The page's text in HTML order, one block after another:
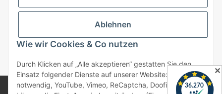
Vertrag widerrufen
* Alle Preise inkl. gesetzlicher USt., zzgl.Versand
© 2025 bonremo.de. Alle Rechte vorbehalten.
Ablehnen
Wie wir Cookies & Co nutzen
Durch Klicken auf „Alle akzeptieren“ gestatten Sie den
Einsatz folgender Dienste auf unserer Website: Technisch
notwendig, YouTube, Vimeo, ReCaptcha, Doofinder. Sie
✕